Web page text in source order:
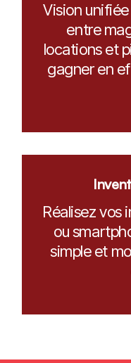
Vision
entre
locations et
gagner en
Réalisez vos
ou
simple et